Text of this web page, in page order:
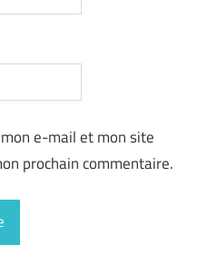
e-mail et mon site
prochain commentaire.